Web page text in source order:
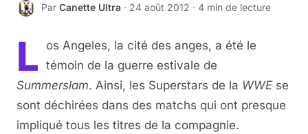
C Par Canette Ultra · 24 août 2012 · 4 min de lecture
L
os Angeles, la cité des anges, a été le
témoin de la guerre estivale de
Summerslam. Ainsi, les Superstars de la WWEse
sont déchirées dans des matchs qui ont presque
impliqué tous les titres de la compagnie.